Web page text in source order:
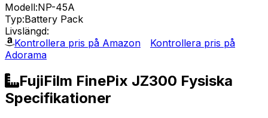
Modell:NP-45A
Typ:Battery Pack
Livslängd:
Kontrollera pris på Amazon
Kontrollera pris på
Adorama
FujiFilm FinePix JZ300 Fysiska
Specifikationer